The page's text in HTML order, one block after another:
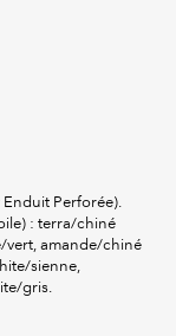
Enduit Perforée).
: terra/chiné
vert, amande/chiné
sienne,
gris.